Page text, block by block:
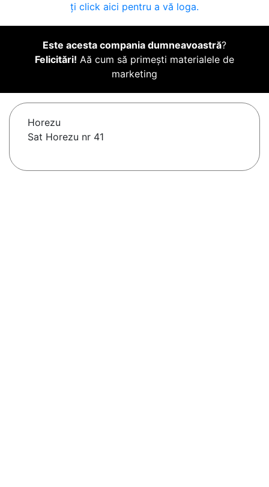
ți click aici pentru a vă loga.
Este acesta compania dumneavoastră?
Felicitări! Aă cum să primești materialele de
marketing
Horezu
Sat Horezu nr 41